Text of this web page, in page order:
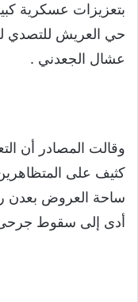
بتعزيزات عسكرية
حي العريش للتصدي
عشال الجعدني .
وقالت المصادر أن
كثيف على
ساحة العروض بعدن
أدى إلى سقوط